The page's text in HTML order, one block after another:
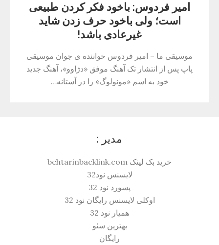
امیر فردوس: باخود فکر کردن طبیعی
است؛ ولی باخود حرف زدن شاید
غیرعادی باشد!
موسیقی ما – امیر فردوس خواننده ی جوان موسیقی
پاپ پس از انتشار تک آهنگ موفق «دژاوو»، آهنگ جدید
خود به اسم «مونولوگ» را در آستانه…
مدیر :
خرید بک لینک behtarinbacklink.com
لایسنس نود32
پسورد نود 32
اوکلی لایسنس رایگان نود 32
همیار نود 32
بهترین سئو
رایگان